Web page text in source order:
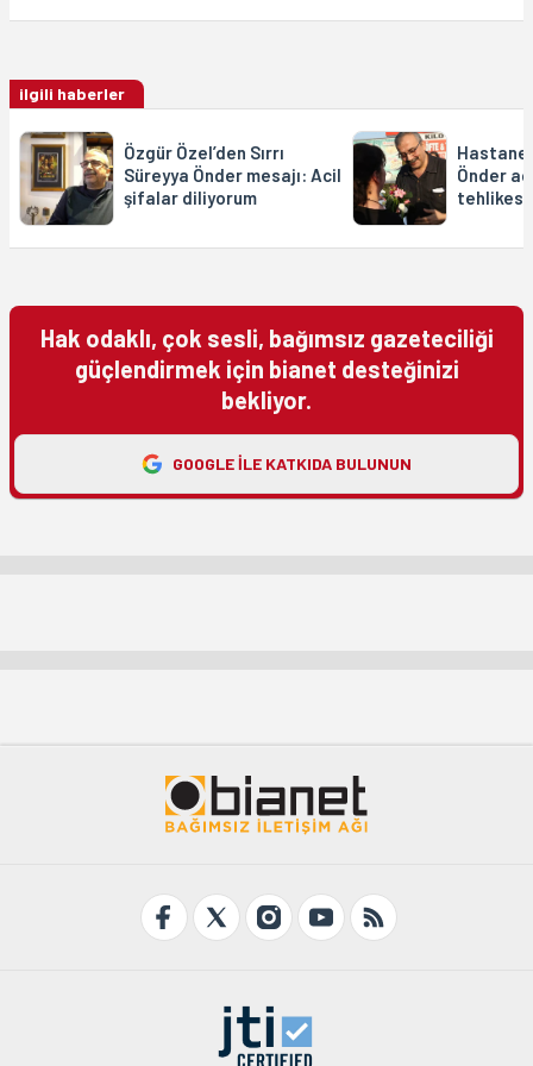
ilgili haberler
Özgür Özel’den Sırrı
Süreyya Önder mesajı: Acil
şifalar diliyorum
Önder
tehlikesi
Hak odaklı, çok sesli, bağımsız gazeteciliği
güçlendirmek için bianet desteğinizi
bekliyor.
GOOGLE ILE KATKIDA BULUNUN